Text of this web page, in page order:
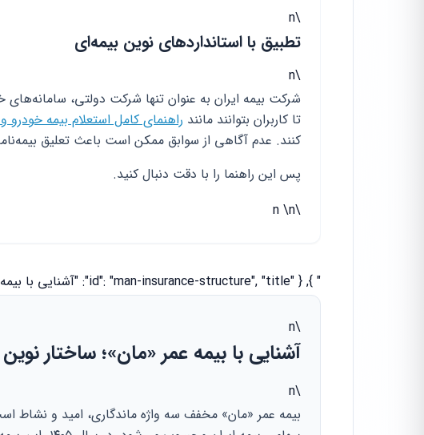
\n
تطبیق با استانداردهای نوین بیمه‌ای
\n
شرکت بیمه ایران به عنوان تنها شرکت دولتی،
تا کاربران بتوانند مانند راهنمای کامل استعلام بیمه
کنند. عدم آگاهی از سوابق ممکن است باعث تعلیق
پس این راهنما را با دقت دنبال کنید.
\n \n
" }, { "id": "man-insurance-structure", "title": "آشنایی با بیمه عمر «مان»؛ ساختار نوین بیمه‌های زندگی ایران", "html": "
\n
آشنایی با بیمه عمر «مان»؛ ساختار
\n
بیمه عمر «مان» مخفف سه واژه ماندگاری، امید و